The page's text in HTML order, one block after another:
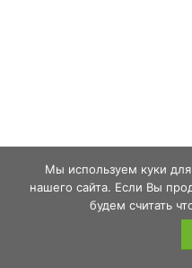
Мы используем куки
нашего сайта. Если Вы
будем считать